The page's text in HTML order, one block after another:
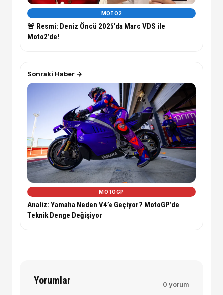
MOTO2
🚨 Resmi: Deniz Öncü 2026’da Marc VDS ile
Moto2’de!
Sonraki Haber →
MOTOGP
Analiz: Yamaha Neden V4’e Geçiyor? MotoGP’de
Teknik Denge Değişiyor
Yorumlar 0 yorum